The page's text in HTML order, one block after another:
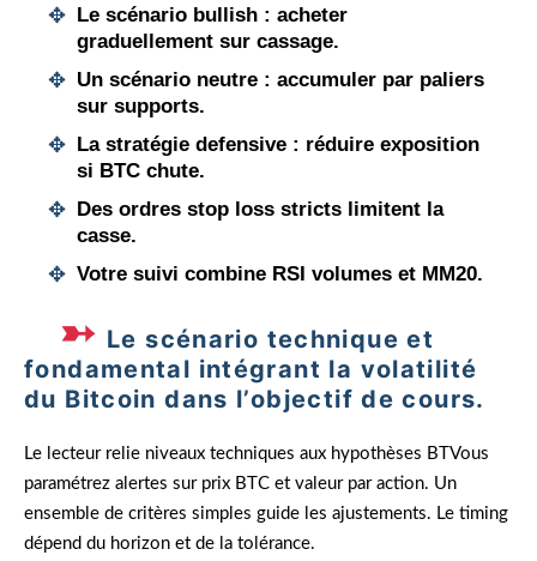
Le scénario bullish : acheter
graduellement sur cassage.
Un scénario neutre : accumuler par paliers
sur supports.
La stratégie defensive : réduire exposition
si BTC chute.
Des ordres stop loss stricts limitent la
casse.
Votre suivi combine RSI volumes et MM20.
Le scénario technique et
fondamental intégrant la volatilité
du Bitcoin dans l’objectif de cours.
Le lecteur relie niveaux techniques aux hypothèses BTVous
paramétrez alertes sur prix BTC et valeur par action. Un
ensemble de critères simples guide les ajustements. Le timing
dépend du horizon et de la tolérance.